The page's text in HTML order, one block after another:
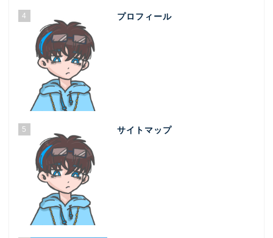
4 プロフィール
5 サイトマップ